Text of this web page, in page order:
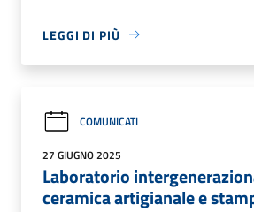
LEGGI DI PIÙ
COMUNICATI
27 GIUGNO 2025
Laboratorio
ceramica artigianale e